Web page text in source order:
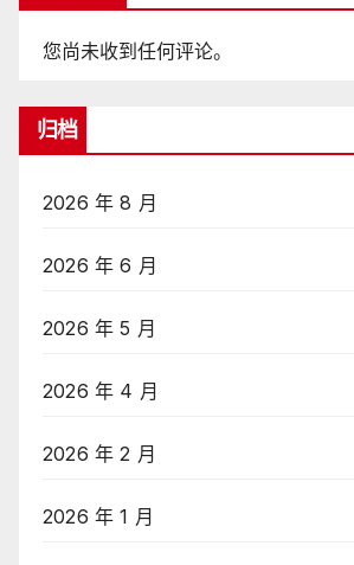
您尚未收到任何评论。
归档
2026 年 8 月
2026 年 6 月
2026 年 5 月
2026 年 4 月
2026 年 2 月
2026 年 1 月